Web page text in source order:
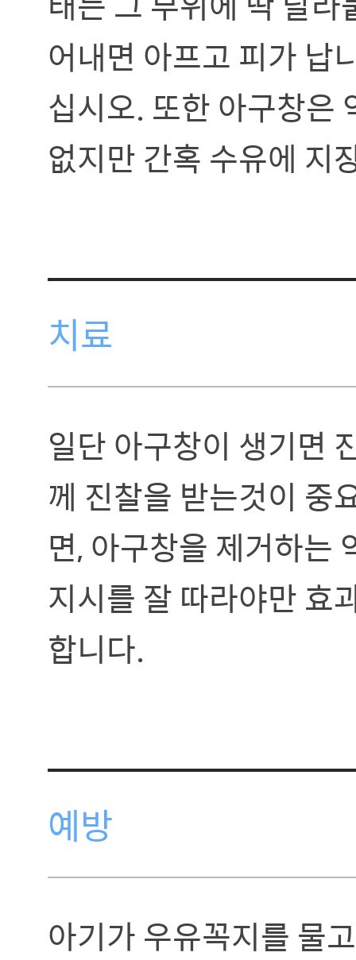
어내면 아프고 피가 납
십시오. 또한 아구창은
없지만 간혹 수유에 지
치료
일단 아구창이 생기면
께 진찰을 받는것이 중
면, 아구창을 제거하는
지시를 잘 따라야만 효
합니다.
예방
아기가 우유꼭지를 물